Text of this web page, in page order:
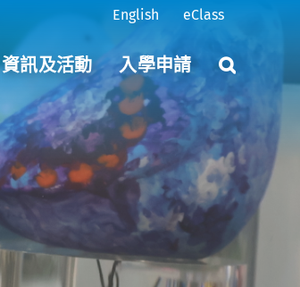
English eClass
資訊及活動 入學申請